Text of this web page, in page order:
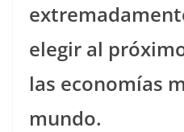
elegir al
las economías
mundo.